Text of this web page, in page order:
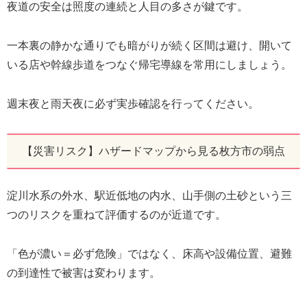
夜道の安全は照度の連続と人目の多さが鍵です。
一本裏の静かな通りでも暗がりが続く区間は避け、開いて
いる店や幹線歩道をつなぐ帰宅導線を常用にしましょう。
週末夜と雨天夜に必ず実歩確認を行ってください。
【災害リスク】ハザードマップから見る枚方市の弱点
淀川水系の外水、駅近低地の内水、山手側の土砂という三
つのリスクを重ねて評価するのが近道です。
「色が濃い＝必ず危険」ではなく、床高や設備位置、避難
の到達性で被害は変わります。